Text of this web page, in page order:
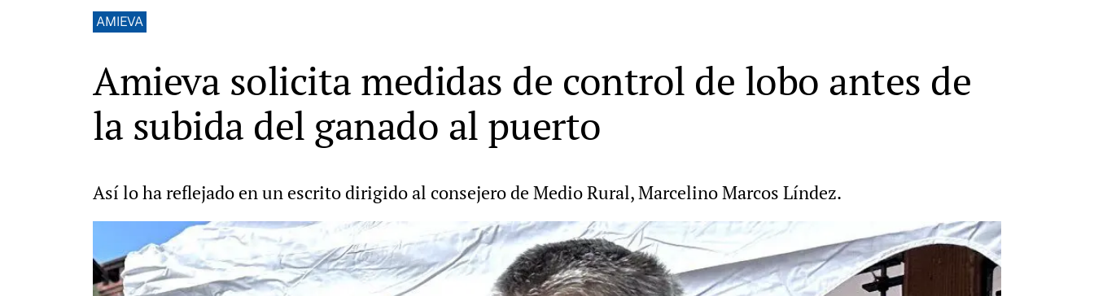
AMIEVA
Amieva solicita medidas de control de lobo antes de
la subida del ganado al puerto
Así lo ha reflejado en un escrito dirigido al consejero de Medio Rural, Marcelino Marcos Líndez.